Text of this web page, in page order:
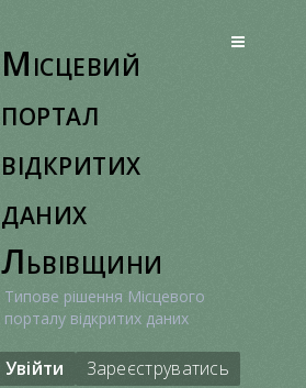
Місцевий
портал
відкритих
даних
Львівщини
Типове рішення Місцевого
порталу відкритих даних
Увійти Зареєструватись